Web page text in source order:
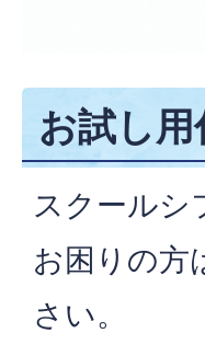
お試し
スクールシ
お困りの方
さい。